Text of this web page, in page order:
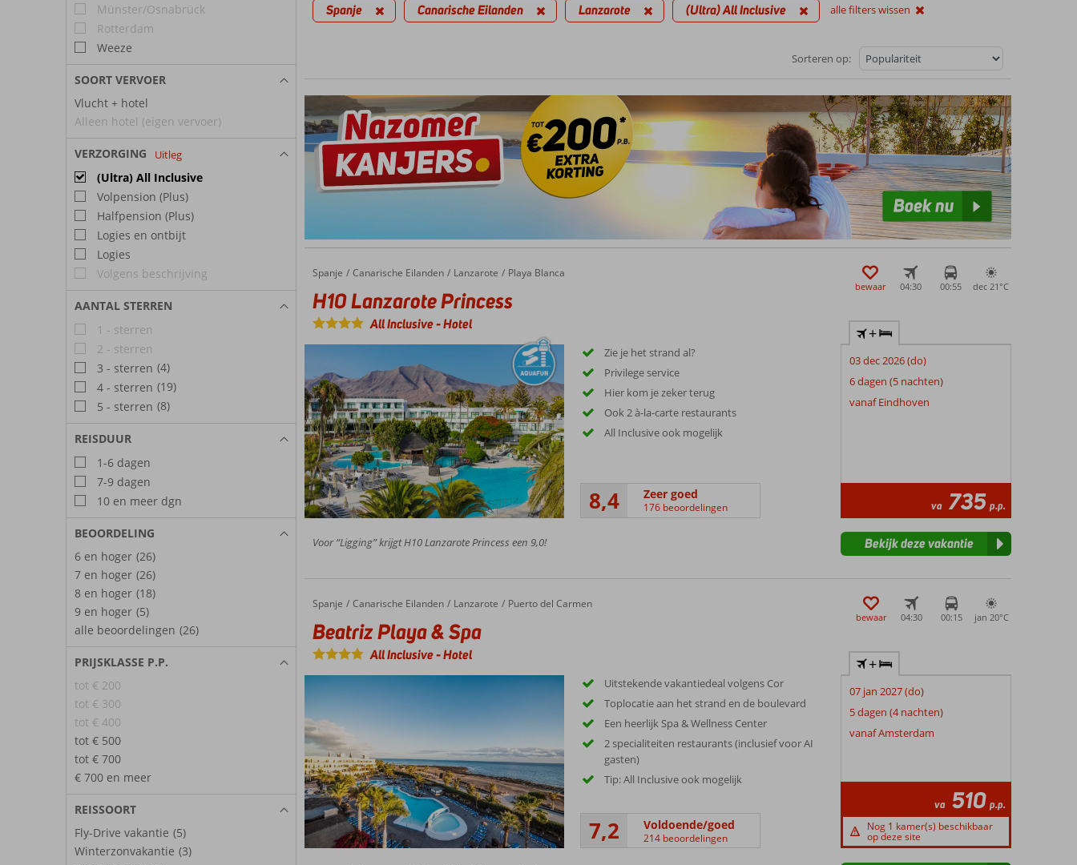
Münster/Osnabrück
Rotterdam
Weeze
SOORT VERVOER
Vlucht + hotel
Alleen hotel (eigen vervoer)
VERZORGING Uitleg
(Ultra) All Inclusive
Volpension (Plus)
Halfpension (Plus)
Logies en ontbijt
Logies
Volgens beschrijving
AANTAL STERREN
1 - sterren
2 - sterren
3 - sterren (4)
4 - sterren (19)
5 - sterren (8)
REISDUUR
1-6 dagen
7-9 dagen
10 en meer dgn
BEOORDELING
6 en hoger (26)
7 en hoger (26)
8 en hoger (18)
9 en hoger (5)
alle beoordelingen (26)
PRIJSKLASSE P.P.
tot € 200
tot € 300
tot € 400
tot € 500
tot € 700
€ 700 en meer
REISSOORT
Fly-Drive vakantie (5)
Winterzonvakantie (3)
Spanje Canarische Eilanden Lanzarote (Ultra) All Inclusive alle filters wissen
Sorteren op:
Home
Spanje Canarische Eilanden Lanzarote Playa Blanca
H10 Lanzarote Princess
H10 Lanzarote Princess
All Inclusive-Hotel
bewaar 04:30 00:55 dec 21°C
Zie je het strand al?
Privilege service
Hier kom je zeker terug
Ook 2 à-la-carte restaurants
All Inclusive ook mogelijk
8,4 Zeer goed
176 beoordelingen
+
03 dec 2026 (do)
6 dagen (5 nachten)
vanaf Eindhoven
va 735 p.p.
Voor “Ligging” krijgt H10 Lanzarote Princess een 9,0! Bekijk deze vakantie
Home
Spanje Canarische Eilanden Lanzarote Puerto del Carmen
Beatriz Playa & Spa
Beatriz Playa & Spa
All Inclusive-Hotel
bewaar 04:30 00:15 jan 20°C
Uitstekende vakantiedeal volgens Cor
Toplocatie aan het strand en de boulevard
Een heerlijk Spa & Wellness Center
2 specialiteiten restaurants (inclusief voor AI
gasten)
Tip: All Inclusive ook mogelijk
7,2 Voldoende/goed
214 beoordelingen
+
07 jan 2027 (do)
5 dagen (4 nachten)
vanaf Amsterdam
va 510 p.p.
Nog 1 kamer(s) beschikbaar
op deze site